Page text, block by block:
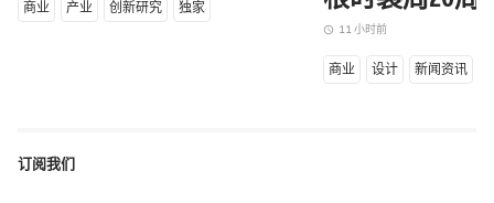
商业 产业 创新研究 独家
access_time 11 小时前
商业 设计 新闻资讯
订阅我们